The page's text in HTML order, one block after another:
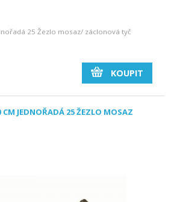
25 Žezlo mosaz/ záclonová tyč
KOUPIT
CM JEDNOŘADÁ 25 ŽEZLO MOSAZ